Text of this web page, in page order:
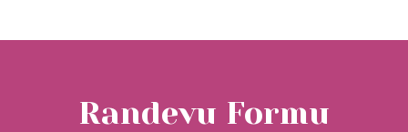
Randevu Formu